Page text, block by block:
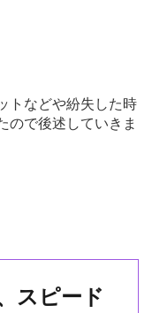
トなどや紛失した時
ので後述していきま
スピード